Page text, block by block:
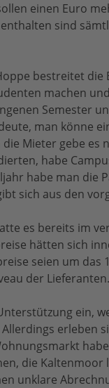
einen Euro
sind
bestreitet die
machen
Semester
man könne
Mieter gebe es
habe
habe man die
sich aus den
es bereits im
hätten sich
seien um das
der Lieferanten.
ein,
erleben
die
unklare